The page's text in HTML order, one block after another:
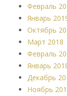
Февраль
Январь
Октябрь
Март 2018
Февраль
Январь
Декабрь
Ноябрь